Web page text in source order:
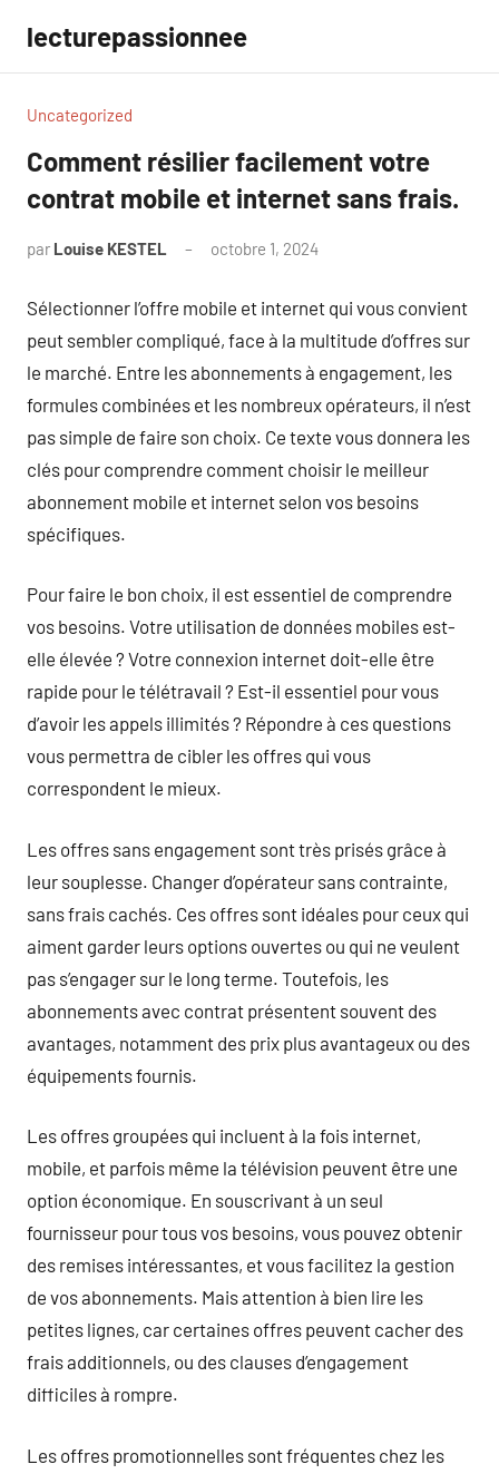
contenu
lecturepassionnee
Uncategorized
Comment résilier facilement votre
contrat mobile et internet sans frais.
par Louise KESTEL octobre 1, 2024
Sélectionner l’offre mobile et internet qui vous convient
peut sembler compliqué, face à la multitude d’offres sur
le marché. Entre les abonnements à engagement, les
formules combinées et les nombreux opérateurs, il n’est
pas simple de faire son choix. Ce texte vous donnera les
clés pour comprendre comment choisir le meilleur
abonnement mobile et internet selon vos besoins
spécifiques.
Pour faire le bon choix, il est essentiel de comprendre
vos besoins. Votre utilisation de données mobiles est-
elle élevée ? Votre connexion internet doit-elle être
rapide pour le télétravail ? Est-il essentiel pour vous
d’avoir les appels illimités ? Répondre à ces questions
vous permettra de cibler les offres qui vous
correspondent le mieux.
Les offres sans engagement sont très prisés grâce à
leur souplesse. Changer d’opérateur sans contrainte,
sans frais cachés. Ces offres sont idéales pour ceux qui
aiment garder leurs options ouvertes ou qui ne veulent
pas s’engager sur le long terme. Toutefois, les
abonnements avec contrat présentent souvent des
avantages, notamment des prix plus avantageux ou des
équipements fournis.
Les offres groupées qui incluent à la fois internet,
mobile, et parfois même la télévision peuvent être une
option économique. En souscrivant à un seul
fournisseur pour tous vos besoins, vous pouvez obtenir
des remises intéressantes, et vous facilitez la gestion
de vos abonnements. Mais attention à bien lire les
petites lignes, car certaines offres peuvent cacher des
frais additionnels, ou des clauses d’engagement
difficiles à rompre.
Les offres promotionnelles sont fréquentes chez les